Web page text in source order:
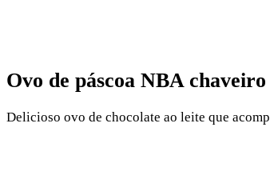
Ovo de páscoa NBA
Delicioso ovo de chocolate ao leite que